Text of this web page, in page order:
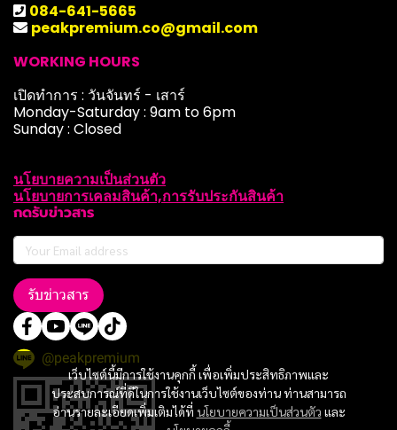
เว็บไซต์นี้มีการใช้งานคุกกี้ เพื่อเพิ่มประสิทธิภาพและ
ประสบการณ์ที่ดีในการใช้งานเว็บไซต์ของท่าน ท่านสามารถ
อ่านรายละเอียดเพิ่มเติมได้ที่ นโยบายความเป็นส่วนตัว และ
084-641-5665
peakpremium.co@gmail.com
WORKING HOURS
เปิดทำการ : วันจันทร์ - เสาร์
Monday-Saturday : 9am to 6pm
Sunday : Closed
นโยบายความเป็นส่วนตัว
นโยบายการเคลมสินค้า,การรับประกันสินค้า
กดรับข่าวสาร
รับข่าวสาร
@peakpremium